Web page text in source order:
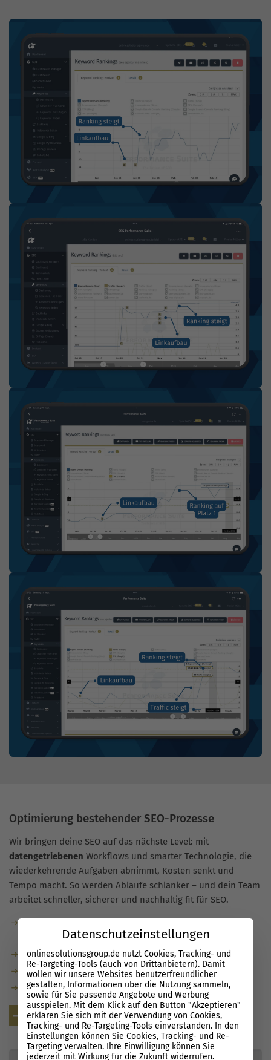
Optimierung bestehender SEO-Prozesse
Wir bringen deine SEO auf das nächste Level: mit
datengetriebenen Workflows und smarter Technologie, die
wiederkehrende Aufgaben abnimmt, Kosten senkt und
Tempo macht. So werden Abläufe schlanker – und dein Team
arbeitet schneller, sicherer und nachhaltig fit für SEO.
Entscheidungen auf Basis verlässlicher Daten.
Dein Team wird schnellSEO-ready.
MehrEffizienzin allen SEO-Workflows.
Kostenlose Beratung
Datenschutzeinstellungen
onlinesolutionsgroup.de nutzt Cookies, Tracking- und
Re-Targeting-Tools (auch von Drittanbietern). Damit
wollen wir unsere Websites benutzerfreundlicher
gestalten, Informationen über die Nutzung sammeln,
sowie für Sie passende Angebote und Werbung
ausspielen. Mit dem Klick auf den Button "Akzeptieren"
erklären Sie sich mit der Verwendung von Cookies,
Tracking- und Re-Targeting-Tools einverstanden. In den
Einstellungen können Sie Cookies, Tracking- und Re-
Targeting verwalten. Ihre Einwilligung können Sie
jederzeit mit Wirkung für die Zukunft widerrufen.